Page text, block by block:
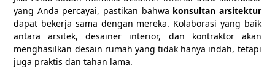
yang Anda percayai, pastikan bahwa konsultan arsitektur
dapat bekerja sama dengan mereka. Kolaborasi yang baik
antara arsitek, desainer interior, dan kontraktor akan
menghasilkan desain rumah yang tidak hanya indah, tetapi
juga praktis dan tahan lama.